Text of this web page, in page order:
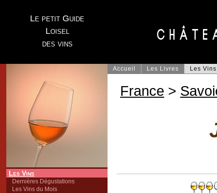
Le petit Guide
Loisel
des vins
Les Vins
Dernières Dégustations
Les Vins du Mois
Accueil Les Livres Les Vins
France >